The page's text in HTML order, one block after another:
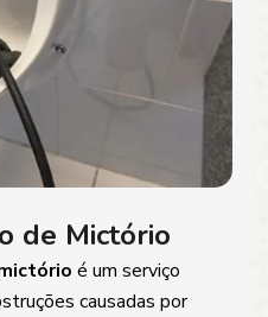
de Mictório
é um serviço
causadas por